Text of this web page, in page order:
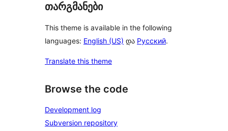
თარგმანები
This theme is available in the following
languages: English (US) და Русский.
Translate this theme
Browse the code
Development log
Subversion repository